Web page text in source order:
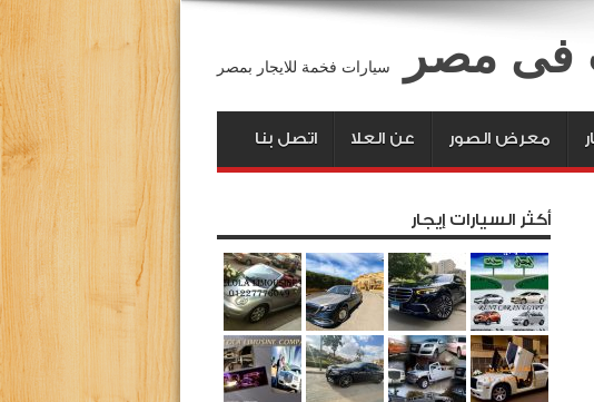
فى مصر سيارات فخمة للايجار بمصر
معرض الصور عن العلا اتصل بنا
أكثر السيارات إيجار